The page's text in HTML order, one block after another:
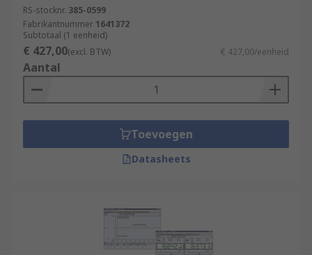
RS-stocknr. 385-0599
Fabrikantnummer 1641372
Subtotaal (1 eenheid)
€ 427,00(excl. BTW) € 427,00/eenheid
Aantal
Toevoegen
Datasheets